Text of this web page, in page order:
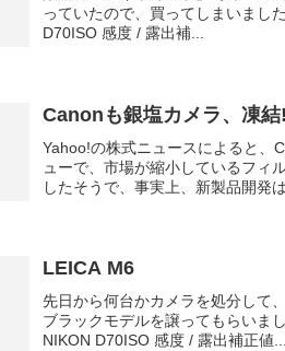
っていたので、買ってしまいまし
D70ISO 感度 / 露出補...
Canonも銀塩カメラ、凍
Yahoo!の株式ニュースによると、
ューで、市場が縮小しているフィ
したそうで、事実上、新製品開発
LEICA M6
先日から何台かカメラを処分して
ブラックモデルを譲ってもらいま
NIKON D70ISO 感度 / 露出補正値...